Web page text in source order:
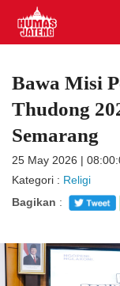
Bawa Misi
Thudong
Semarang
25 May 2026 |
Kategori : Religi
Bagikan :